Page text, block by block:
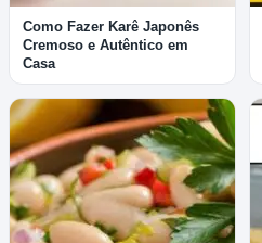
Como Fazer Karê Japonês
Cremoso e Autêntico em
Casa